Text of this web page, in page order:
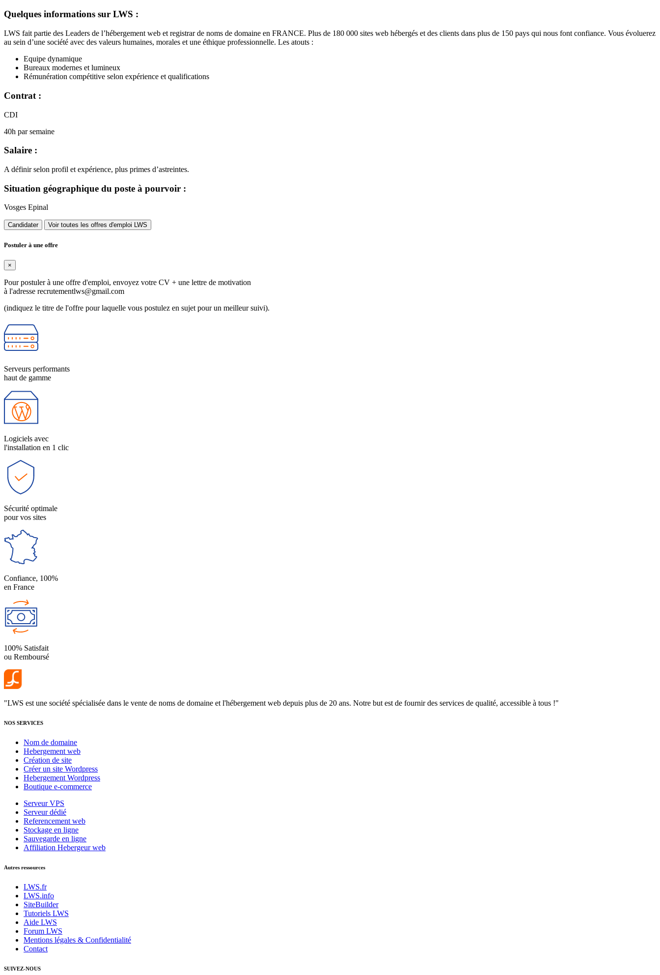
Quelques informations sur LWS :
LWS fait partie des Leaders de l’hébergement web et registrar de noms de domaine en FRANCE. Plus de 180 000 sites web hébergés et des clients dans plus de 150 pays qui nous font confiance. Vous évoluerez
au sein d’une société avec des valeurs humaines, morales et une éthique professionnelle. Les atouts :
Equipe dynamique
Bureaux modernes et lumineux
Rémunération compétitive selon expérience et qualifications
Contrat :
CDI
40h par semaine
Salaire :
A définir selon profil et expérience, plus primes d’astreintes.
Situation géographique du poste à pourvoir :
Vosges Epinal
Candidater Voir toutes les offres d'emploi LWS
Postuler à une offre
×
Pour postuler à une offre d'emploi, envoyez votre CV + une lettre de motivation
à l'adresse recrutementlws@gmail.com
(indiquez le titre de l'offre pour laquelle vous postulez en sujet pour un meilleur suivi).
Serveurs performants
haut de gamme
Logiciels avec
l'installation en 1 clic
Sécurité optimale
pour vos sites
Confiance, 100%
en France
100% Satisfait
ou Remboursé
"LWS est une société spécialisée dans le vente de noms de domaine et l'hébergement web depuis plus de 20 ans. Notre but est de fournir des services de qualité, accessible à tous !"
NOS SERVICES
Nom de domaine
Hebergement web
Création de site
Créer un site Wordpress
Hebergement Wordpress
Boutique e-commerce
Serveur VPS
Serveur dédié
Referencement web
Stockage en ligne
Sauvegarde en ligne
Affiliation Hebergeur web
Autres ressources
LWS.fr
LWS.info
SiteBuilder
Tutoriels LWS
Aide LWS
Forum LWS
Mentions légales & Confidentialité
Contact
SUIVEZ-NOUS